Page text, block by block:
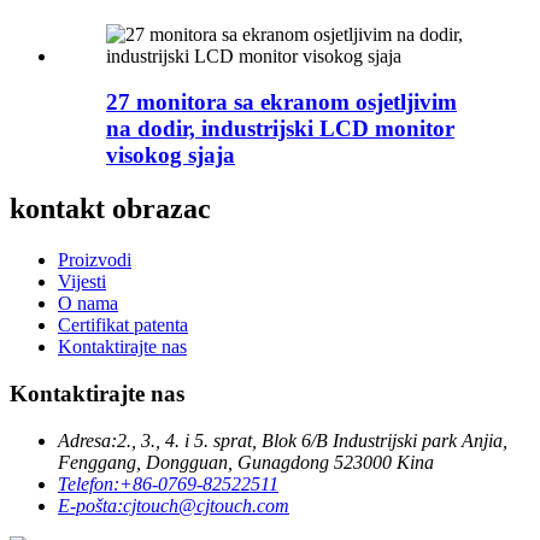
27 monitora sa ekranom osjetljivim
na dodir, industrijski LCD monitor
visokog sjaja
kontakt obrazac
Proizvodi
Vijesti
O nama
Certifikat patenta
Kontaktirajte nas
Kontaktirajte nas
Adresa:2., 3., 4. i 5. sprat, Blok 6/B Industrijski park Anjia,
Fenggang, Dongguan, Gunagdong 523000 Kina
Telefon:+86-0769-82522511
E-pošta:cjtouch@cjtouch.com